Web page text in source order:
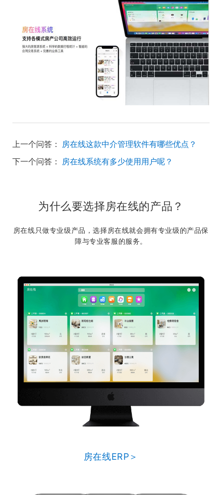
上一个问答：
房在线这款中介管理软件有哪些优点？
下一个问答：
房在线系统有多少使用用户呢？
为什么要选择房在线的产品？
房在线只做专业级产品，选择房在线就会拥有专业级的产品保
障与专业客服的服务。
房在线ERP＞